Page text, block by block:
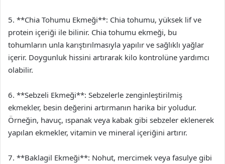
5. **Chia Tohumu Ekmeği**: Chia tohumu, yüksek lif ve
protein içeriği ile bilinir. Chia tohumu ekmeği, bu
tohumların unla karıştırılmasıyla yapılır ve sağlıklı yağlar
içerir. Doygunluk hissini artırarak kilo kontrolüne yardımcı
olabilir.
6. **Sebzeli Ekmeği**: Sebzelerle zenginleştirilmiş
ekmekler, besin değerini artırmanın harika bir yoludur.
Örneğin, havuç, ıspanak veya kabak gibi sebzeler eklenerek
yapılan ekmekler, vitamin ve mineral içeriğini artırır.
7. **Baklagil Ekmeği**: Nohut, mercimek veya fasulye gibi